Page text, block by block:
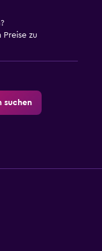
Preise zu
suchen